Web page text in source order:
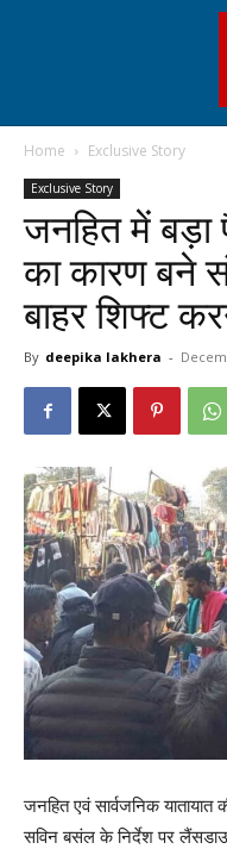
Home Exclusive Story
Exclusive Story
जनहित में
का कारण बने
बाहर शिफ्ट
By deepika lakhera -
जनहित एवं सार्वजनिक यातायात
सविन बसंल के निर्देश पर